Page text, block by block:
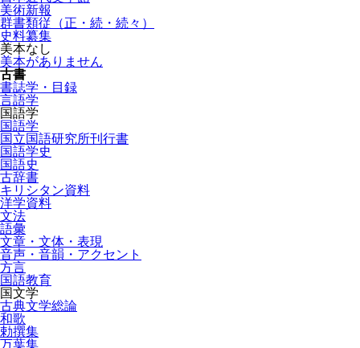
美術新報
群書類従（正・続・続々）
史料纂集
美本なし
美本がありません
古書
書誌学・目録
言語学
国語学
国語学
国立国語研究所刊行書
国語学史
国語史
古辞書
キリシタン資料
洋学資料
文法
語彙
文章・文体・表現
音声・音韻・アクセント
方言
国語教育
国文学
古典文学総論
和歌
勅撰集
万葉集